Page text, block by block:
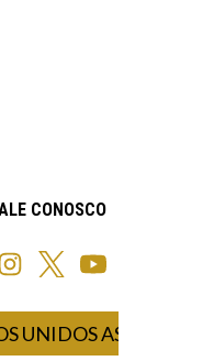
CONOSCO
ASSINA